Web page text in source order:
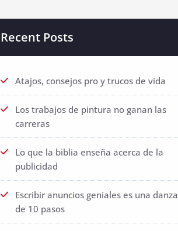
Recent Posts
Atajos, consejos pro y trucos de vida
Los trabajos de pintura no ganan las
carreras
Lo que la biblia enseña acerca de la
publicidad
Escribir anuncios geniales es una danza
de 10 pasos